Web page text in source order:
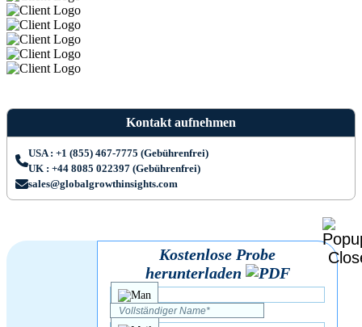
Kontakt aufnehmen
USA : +1 (855) 467-7775 (Gebührenfrei)
UK : +44 8085 022397 (Gebührenfrei)
sales@globalgrowthinsights.com
Kostenlose Probe
herunterladen